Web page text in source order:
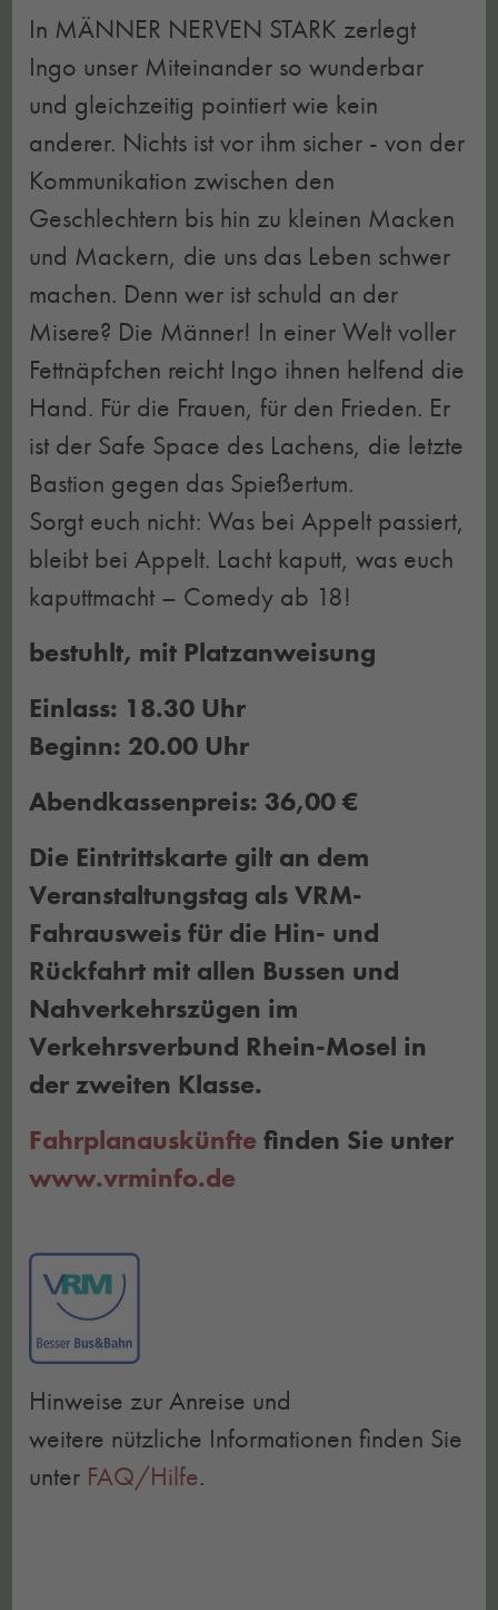
In MÄNNER NERVEN STARK zerlegt
Ingo unser Miteinander so wunderbar
und gleichzeitig pointiert wie kein
anderer. Nichts ist vor ihm sicher - von der
Kommunikation zwischen den
Geschlechtern bis hin zu kleinen Macken
und Mackern, die uns das Leben schwer
machen. Denn wer ist schuld an der
Misere? Die Männer! In einer Welt voller
Fettnäpfchen reicht Ingo ihnen helfend die
Hand. Für die Frauen, für den Frieden. Er
ist der Safe Space des Lachens, die letzte
Bastion gegen das Spießertum.
Sorgt euch nicht: Was bei Appelt passiert,
bleibt bei Appelt. Lacht kaputt, was euch
kaputtmacht – Comedy ab 18!
bestuhlt, mit Platzanweisung
Einlass: 18.30 Uhr
Beginn: 20.00 Uhr
Abendkassenpreis: 36,00 €
Die Eintrittskarte gilt an dem
Veranstaltungstag als VRM-
Fahrausweis für die Hin- und
Rückfahrt mit allen Bussen und
Nahverkehrszügen im
Verkehrsverbund Rhein-Mosel in
der zweiten Klasse.
Fahrplanauskünfte finden Sie unter
www.vrminfo.de
Hinweise zur Anreise und
weitere nützliche Informationen finden Sie
unter FAQ/Hilfe.